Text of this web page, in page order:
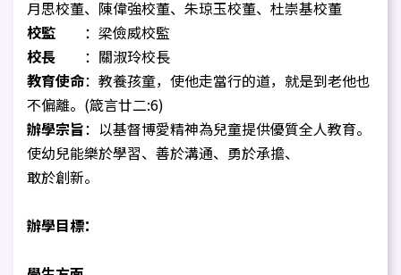
月思校董、陳偉強校董、朱琼玉校董、杜崇基校董
校監 ： 梁儉威校監
校長 ：關淑玲校長
教育使命：教養孩童，使他走當行的道，就是到老他也
不偏離。(箴言廿二:6)
辦學宗旨：以基督博愛精神為兒童提供優質全人教育。
使幼兒能樂於學習、善於溝通、勇於承擔、
敢於創新。
辦學目標：